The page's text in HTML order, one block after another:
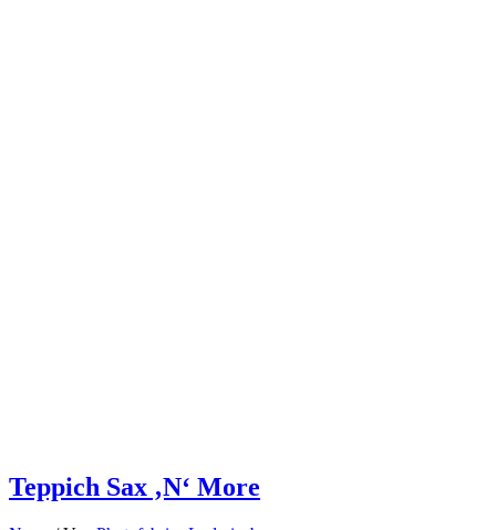
Teppich Sax ‚N‘ More